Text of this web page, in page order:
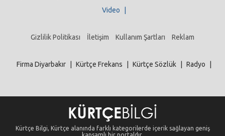
Video
Gizlilik Politikası İletişim Kullanım Şartları Reklam
Firma Diyarbakır Kürtçe Frekans Kürtçe Sözlük Radyo
Kürtçe Bilgi, Kürtçe alanında farklı kategorilerde içerik sağlayan geniş